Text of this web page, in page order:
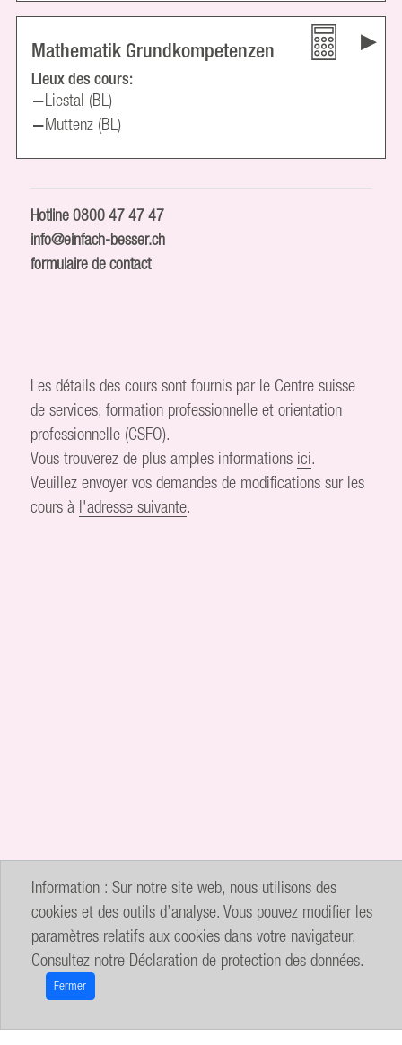
Mathematik Grundkompetenzen
Lieux des cours:
Liestal (BL)
Muttenz (BL)
Hotline0800 47 47 47
info@einfach-besser.ch
formulaire de contact
Les détails des cours sont fournis par le Centre suisse
de services, formation professionnelle et orientation
professionnelle (CSFO).
Vous trouverez de plus amples informations ici.
Veuillez envoyer vos demandes de modifications sur les
cours à l'adresse suivante.
Information : Sur notre site web, nous utilisons des
cookies et des outils d’analyse. Vous pouvez modifier les
paramètres relatifs aux cookies dans votre navigateur.
Consultez notre Déclaration de protection des données.
Fermer